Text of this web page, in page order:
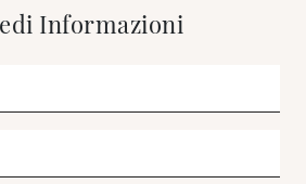
Informazioni